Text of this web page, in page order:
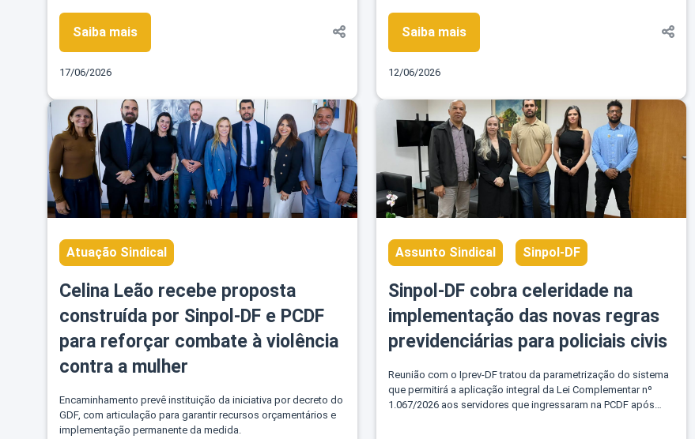
Saiba mais
17/06/2026
Saiba mais
12/06/2026
Atuação Sindical
Celina Leão recebe proposta
construída por Sinpol-DF e PCDF
para reforçar combate à violência
contra a mulher
Encaminhamento prevê instituição da iniciativa por decreto do
GDF, com articulação para garantir recursos orçamentários e
implementação permanente da medida.
Assunto Sindical Sinpol-DF
Sinpol-DF cobra celeridade na
implementação das novas regras
previdenciárias para policiais civis
Reunião com o Iprev-DF tratou da parametrização do sistema
que permitirá a aplicação integral da Lei Complementar nº
1.067/2026 aos servidores que ingressaram na PCDF após